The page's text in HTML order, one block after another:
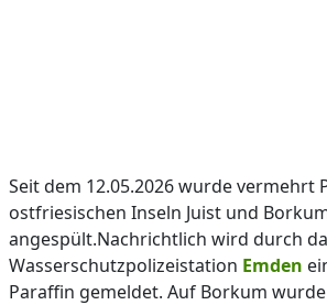
Seit dem 12.05.2026 wurde vermehrt
ostfriesischen Inseln Juist und
angespült.Nachrichtlich wird durch
Wasserschutzpolizeistation Emden
Paraffin gemeldet. Auf Borkum